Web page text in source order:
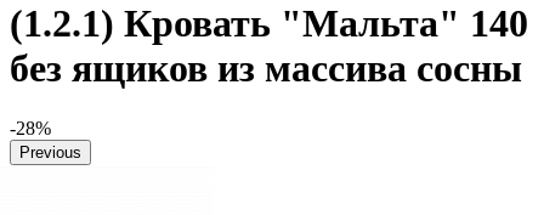
(1.2.1) Кровать "Мальта" 140
без ящиков из массива сосны
-28%
Previous